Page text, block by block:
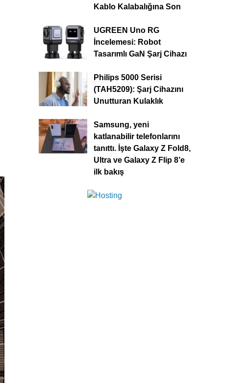
Kablo Kalabalığına Son
UGREEN Uno RG
İncelemesi: Robot
Tasarımlı GaN Şarj Cihazı
Philips 5000 Serisi
(TAH5209): Şarj Cihazını
Unutturan Kulaklık
Samsung, yeni
katlanabilir telefonlarını
tanıttı. İşte Galaxy Z Fold8,
Ultra ve Galaxy Z Flip 8’e
ilk bakış